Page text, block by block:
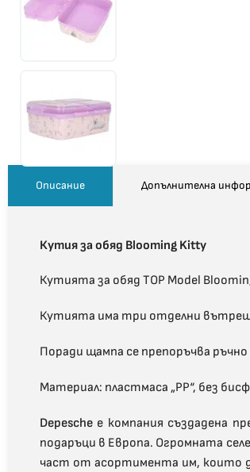
Описание Допълнителна
Кутия за обяд Blooming Kitty
Кутията за обяд TOP Model
Кутията има три отделни
Поради щампа се препоръчва
Материал: пластмаса „PP“, без
Depescheе компания създадена
подаръци в Европа. Огромната
част от асортимента им, които